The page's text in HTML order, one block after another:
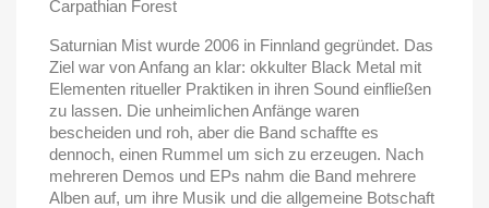
Carpathian Forest
Saturnian Mist wurde 2006 in Finnland gegründet. Das
Ziel war von Anfang an klar: okkulter Black Metal mit
Elementen ritueller Praktiken in ihren Sound einfließen
zu lassen. Die unheimlichen Anfänge waren
bescheiden und roh, aber die Band schaffte es
dennoch, einen Rummel um sich zu erzeugen. Nach
mehreren Demos und EPs nahm die Band mehrere
Alben auf, um ihre Musik und die allgemeine Botschaft